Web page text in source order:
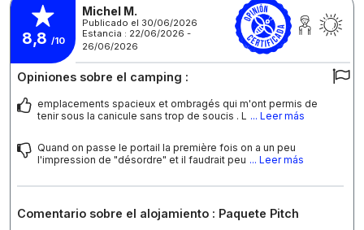
8,8 /10
Michel M.
Publicado el 30/06/2026
Estancia : 22/06/2026 -
26/06/2026
Opiniones sobre el camping :
emplacements spacieux et ombragés qui m'ont permis de
tenir sous la canicule sans trop de soucis . L ... Leer más
Quand on passe le portail la première fois on a un peu
l'impression de "désordre" et il faudrait peu ... Leer más
Comentario sobre el alojamiento : Paquete Pitch